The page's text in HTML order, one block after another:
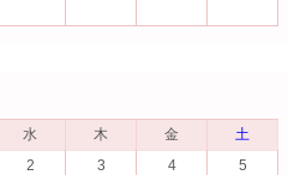
水 木 金
土
2 3 4
5